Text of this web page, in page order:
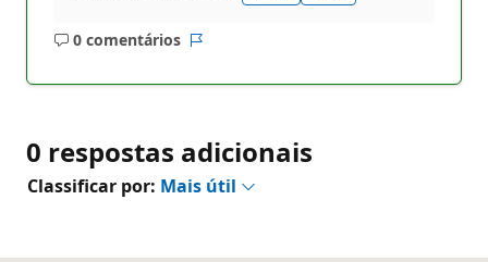
0 comentários
Sem
0 respostas adicionais
Classificar por: Mais útil